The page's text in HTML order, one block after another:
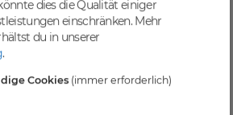
€ 4,99. Je nach deinem Tier-
falls anwendbar
dies die Qualität einiger
einschränken. Mehr
du in unserer
.
Cookies (immer erforderlich)